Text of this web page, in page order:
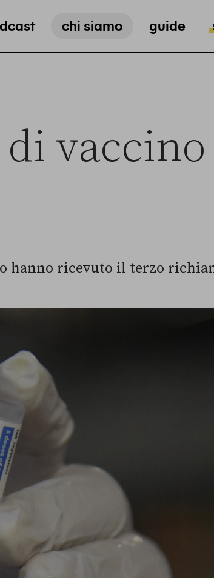
chi siamo guide
vaccino
hanno ricevuto il terzo